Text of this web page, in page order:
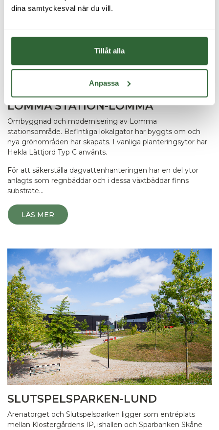
dina samtyckesval när du vill.
Tillåt alla
Anpassa
LOMMA STATION-LOMMA
Ombyggnad och modernisering av Lomma
stationsområde. Befintliga lokalgator har byggts om och
nya grönområden har skapats. I vanliga planteringsytor har
Hekla Lättjord Typ C använts.
För att säkerställa dagvattenhanteringen har en del ytor
anlagts som regnbäddar och i dessa växtbäddar finns
substrate…
LÄS MER
SLUTSPELSPARKEN-LUND
Arenatorget och Slutspelsparken ligger som entréplats
mellan Klostergårdens IP, ishallen och Sparbanken Skåne